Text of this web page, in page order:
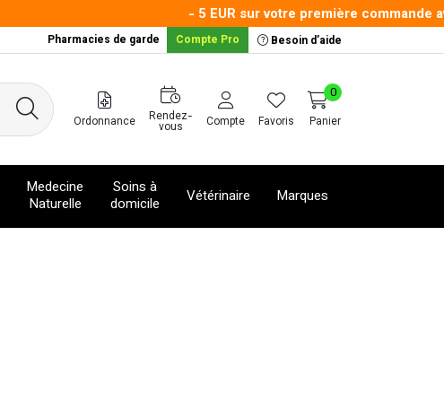
- 5 EUR sur votre première commande
Pharmacies de garde Compte Pro Besoin d’aide
Ordonnance Rendez-
vous Compte Favoris Panier
0
Medecine
Naturelle
Soins à
domicile
Vétérinaire Marques